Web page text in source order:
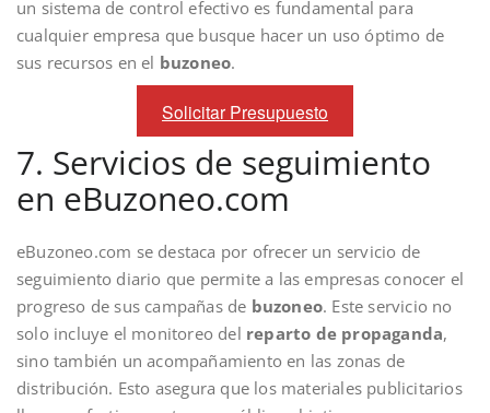
un sistema de control efectivo es fundamental para
cualquier empresa que busque hacer un uso óptimo de
sus recursos en el buzoneo.
Solicitar Presupuesto
7. Servicios de seguimiento
en eBuzoneo.com
eBuzoneo.com se destaca por ofrecer un servicio de
seguimiento diario que permite a las empresas conocer el
progreso de sus campañas de buzoneo. Este servicio no
solo incluye el monitoreo del reparto de propaganda,
sino también un acompañamiento en las zonas de
distribución. Esto asegura que los materiales publicitarios